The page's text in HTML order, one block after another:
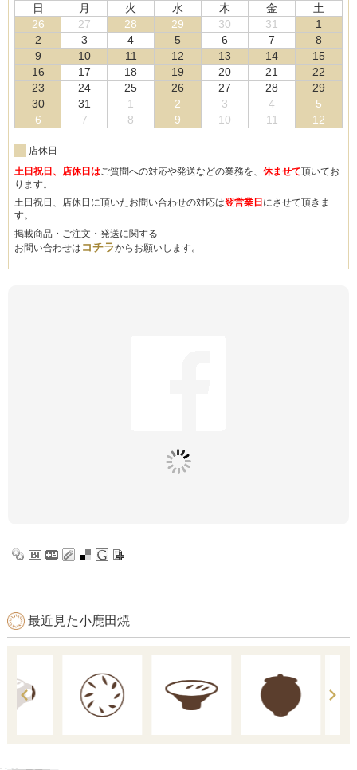
日
月 火 水 木 金
土
26
27 28 29 30 31
1
2
3 4 5 6 7
8
9
10 11 12 13 14
15
16
17 18 19 20 21
22
23
24 25 26 27 28
29
30
31 1 2 3 4
5
6
7 8 9 10 11 12
店休日
土日祝日、店休日はご質問への対応や発送などの業務を、 休ませて頂いてお
ります。
土日祝日、店休日に頂いたお問い合わせの対応は翌営業日にさせて頂きま
す。
掲載商品・ご注文・発送に関する
お問い合わせは コチラからお願いします。
最近見た小鹿田焼